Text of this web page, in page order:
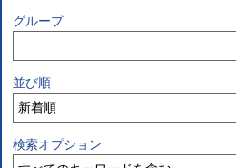
グループ
並び順
検索オプション